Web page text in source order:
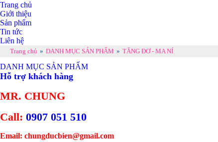
Trang chủ
Giới thiệu
Sản phẩm
Tin tức
Liên hệ
Trang chủ » DANH MỤC SẢN PHẨM » TĂNG ĐƠ - MA NÍ
DANH MỤC SẢN PHẨM
Hỗ trợ khách hàng
MR. CHUNG
Call: 0907 051 510
Email: chungducbien@gmail.com